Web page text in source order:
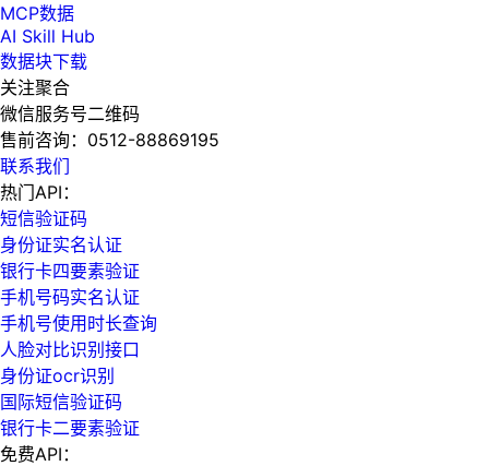
MCP数据
AI Skill Hub
数据块下载
关注聚合
微信服务号二维码
售前咨询： 0512-88869195
联系我们
热门API：
短信验证码
身份证实名认证
银行卡四要素验证
手机号码实名认证
手机号使用时长查询
人脸对比识别接口
身份证ocr识别
国际短信验证码
银行卡二要素验证
免费API：